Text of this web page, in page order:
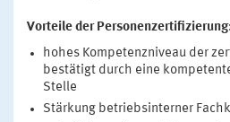
Vorteile der
hohes Kompetenzniveau der
bestätigt durch eine
Stelle
Stärkung betriebsinterner